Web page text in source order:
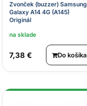
Zvonček (buzzer) Samsung
Galaxy A14 4G (A145)
Originál
na sklade
7,38 € Do košíka